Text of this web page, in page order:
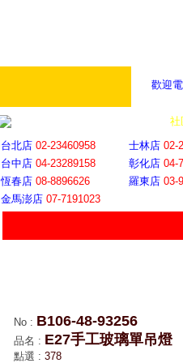
歡迎
社
台北店 02-23460958 士林店 02-
台中店 04-23289158 彰化店 04-
恆春店 08-8896626 羅東店 03-
金馬澎店 07-7191023
No : B106-48-93256
品名 : E27手工玻璃單吊燈
點選 : 378